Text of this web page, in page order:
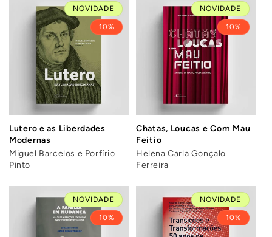
NOVIDADE
10%
Lutero e as Liberdades
Modernas
Miguel Barcelos e Porfírio
Pinto
NOVIDADE
10%
Chatas, Loucas e Com Mau
Feitio
Helena Carla Gonçalo
Ferreira
NOVIDADE
10%
NOVIDADE
10%